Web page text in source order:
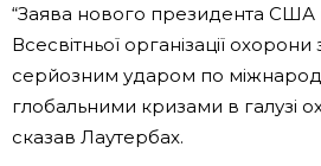
“Заява нового президента США
Всесвітньої організації
серйозним ударом по
глобальними кризами в галузі
сказав Лаутербах.